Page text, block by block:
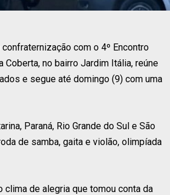
com o 4º Encontro
Coberta, no bairro Jardim Itália, reúne
e segue até domingo (9) com uma
Paraná, Rio Grande do Sul e São
de samba, gaita e violão, olimpíada
clima de alegria que tomou conta da